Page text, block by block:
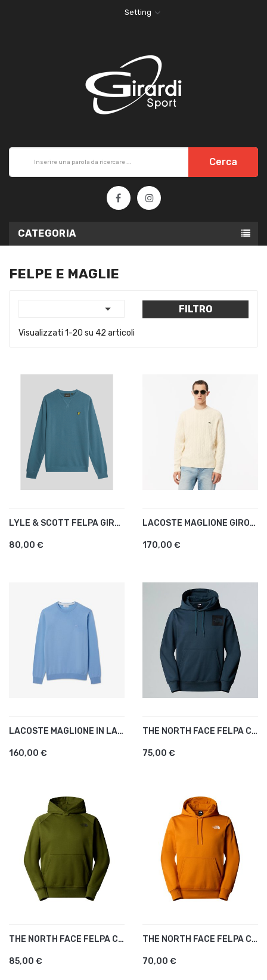
Setting
Cerca
CATEGORIA
FELPE E MAGLIE
 FILTRO
Visualizzati 1-20 su 42 articoli
LYLE & SCOTT FELPA GIROCOLLO
80,00 €
LACOSTE MAGLIONE GIROCOLLO...
170,00 €
LACOSTE MAGLIONE IN LANA...
160,00 €
THE NORTH FACE FELPA CON...
75,00 €
THE NORTH FACE FELPA CON...
85,00 €
THE NORTH FACE FELPA CON...
70,00 €